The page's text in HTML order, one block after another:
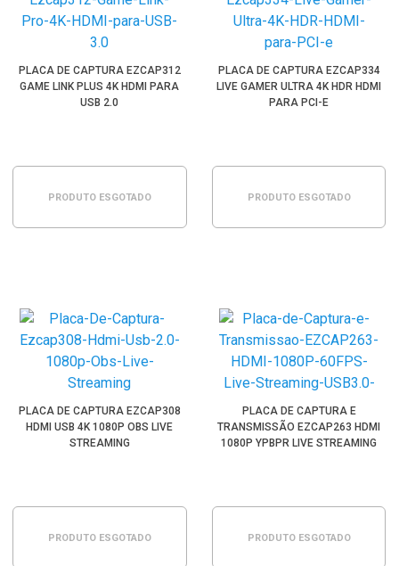
PLACA DE CAPTURA EZCAP312
GAME LINK PLUS 4K HDMI PARA
USB 2.0
PRODUTO ESGOTADO
PLACA DE CAPTURA EZCAP334
LIVE GAMER ULTRA 4K HDR HDMI
PARA PCI-E
PRODUTO ESGOTADO
PLACA DE CAPTURA EZCAP308
HDMI USB 4K 1080P OBS LIVE
STREAMING
PRODUTO ESGOTADO
PLACA DE CAPTURA E
TRANSMISSÃO EZCAP263 HDMI
1080P YPBPR LIVE STREAMING
PRODUTO ESGOTADO